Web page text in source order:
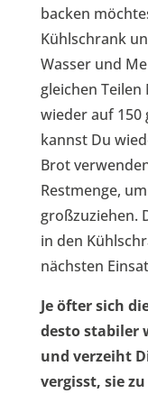
backen
Kühlschrank
Wasser und
gleichen Teilen
wieder auf 150
kannst Du
Brot
Restmenge,
großzuziehen.
in den
nächsten
Je öfter sich
desto stabiler
und verzeiht
vergisst, sie